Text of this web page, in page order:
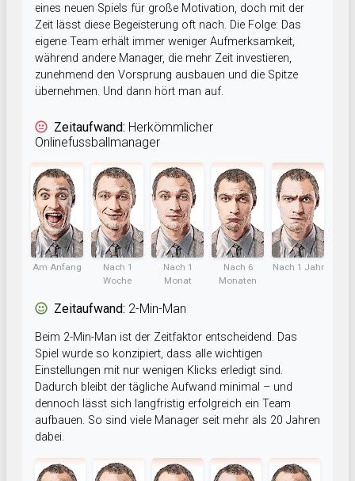
eines neuen Spiels für große Motivation, doch mit der
Zeit lässt diese Begeisterung oft nach. Die Folge: Das
eigene Team erhält immer weniger Aufmerksamkeit,
während andere Manager, die mehr Zeit investieren,
zunehmend den Vorsprung ausbauen und die Spitze
übernehmen. Und dann hört man auf.
Zeitaufwand: Herkömmlicher
Onlinefussballmanager
Am Anfang
Nach 1
Woche
Nach 1
Monat
Nach 6
Monaten
Nach 1 Jahr
Zeitaufwand: 2-Min-Man
Beim 2-Min-Man ist der Zeitfaktor entscheidend. Das
Spiel wurde so konzipiert, dass alle wichtigen
Einstellungen mit nur wenigen Klicks erledigt sind.
Dadurch bleibt der tägliche Aufwand minimal – und
dennoch lässt sich langfristig erfolgreich ein Team
aufbauen. So sind viele Manager seit mehr als 20 Jahren
dabei.